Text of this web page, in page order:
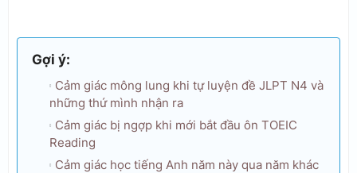
Gợi ý:
Cảm giác mông lung khi tự luyện đề JLPT N4 và
những thứ mình nhận ra
Cảm giác bị ngợp khi mới bắt đầu ôn TOEIC
Reading
Cảm giác học tiếng Anh năm này qua năm khác